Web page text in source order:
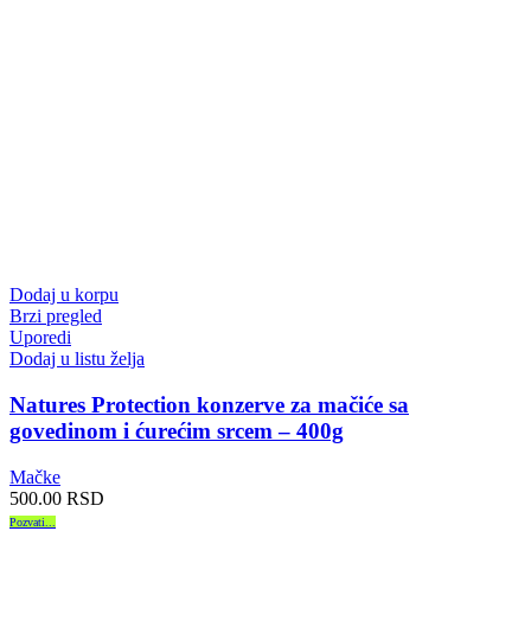
Dodaj u korpu
Brzi pregled
Uporedi
Dodaj u listu želja
Natures Protection konzerve za mačiće sa
govedinom i ćurećim srcem – 400g
Mačke
500.00 RSD
Pozvati...